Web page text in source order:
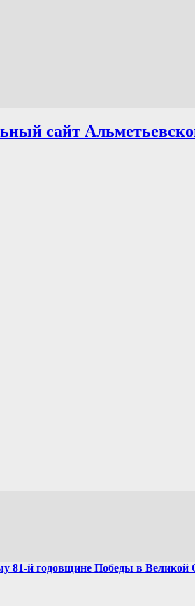
сайт
81-й годовщине Победы в Великой